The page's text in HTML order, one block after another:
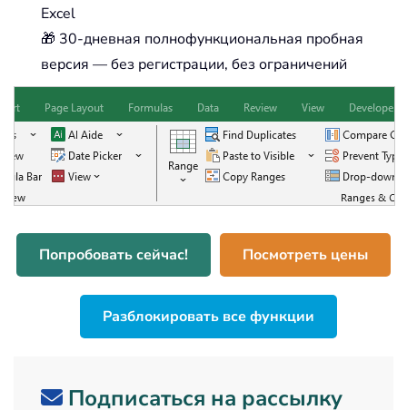
Excel
🎁 30-дневная полнофункциональная пробная
версия — без регистрации, без ограничений
Попробовать сейчас! Посмотреть цены
Разблокировать все функции
Подписаться на рассылку